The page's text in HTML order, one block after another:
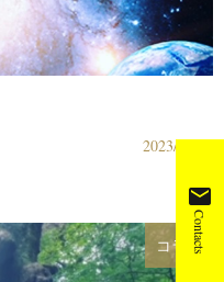
mail
Contacts
2023/03/16
コラム